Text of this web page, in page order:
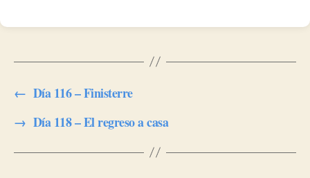
← Día 116 – Finisterre
→ Día 118 – El regreso a casa